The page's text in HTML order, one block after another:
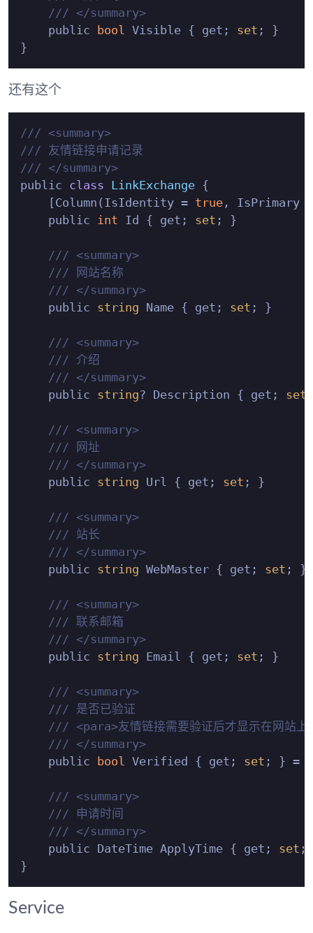
/// </summary>
    public
bool Visible { get; set ; }
还有这个
/// <summary>
/// 友情链接申请记录
/// </summary>
public class LinkExchange {
    [Column(IsIdentity =
true, IsPrimary
    public
int Id { get; set ; }
/// <summary>
/// 网站名称
/// </summary>
    public
string Name { get; set ; }
/// <summary>
/// 介绍
/// </summary>
    public
string? Description { get; set
/// <summary>
/// 网址
/// </summary>
    public
string Url { get; set ; }
/// <summary>
/// 站长
/// </summary>
    public
string WebMaster { get; set ; }
/// <summary>
/// 联系邮箱
/// </summary>
    public
string Email { get; set ; }
/// <summary>
/// 是否已验证
/// <para>友情链接需要验证后才显示在网站
/// </summary>
    public
bool Verified { get; set ; } =
/// <summary>
/// 申请时间
/// </summary>
    public DateTime ApplyTime { get;
set ;
Service